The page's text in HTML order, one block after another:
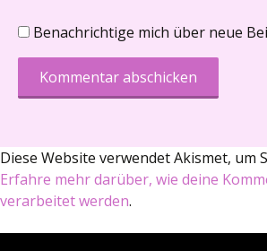
Benachrichtige mich über neue
Diese Website verwendet Akismet, um
Erfahre mehr darüber, wie deine
verarbeitet werden.